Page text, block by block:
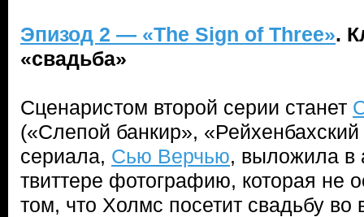
Эпизод 2 — «The Sign of Three».
«свадьба»
Сценаристом второй серии станет
(«Слепой банкир»,
сериала, Сью Верчью, выложила в
твиттере фотографию, которая не
том, что Холмс посетит свадьбу во